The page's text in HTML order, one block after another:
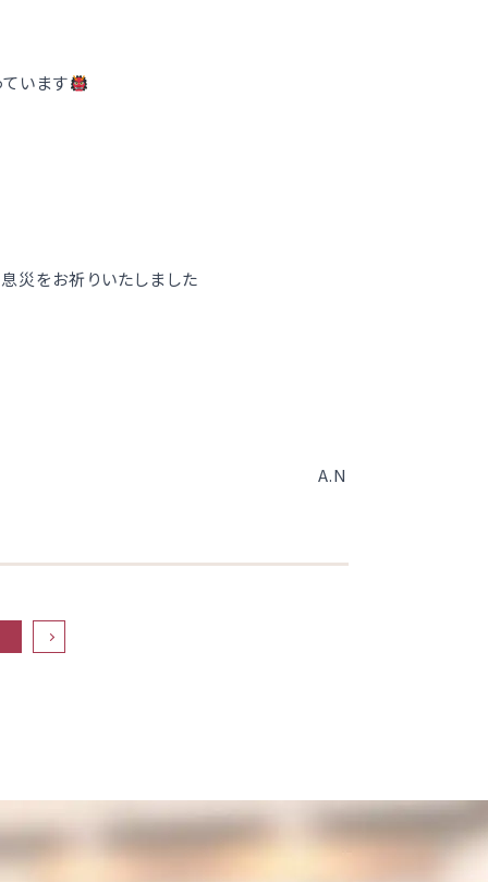
います
災をお祈りいたしました
A.N